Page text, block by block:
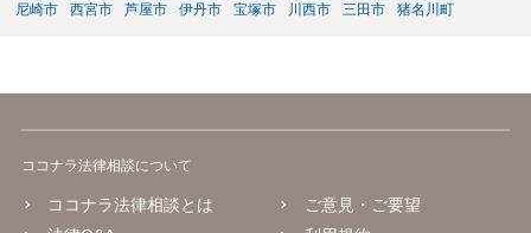
尼崎市
西宮市 芦屋市 伊丹市 宝塚市 川西市 三田市 猪名川町
ココナラ法律相談について
ココナラ法律相談とは
ご意見・ご要望